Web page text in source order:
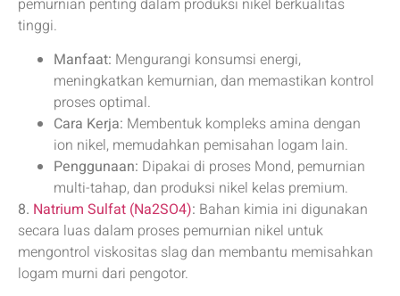
tinggi.
Manfaat: Mengurangi konsumsi energi,
meningkatkan kemurnian, dan memastikan kontrol
proses optimal.
Cara Kerja: Membentuk kompleks amina dengan
ion nikel, memudahkan pemisahan logam lain.
Penggunaan: Dipakai di proses Mond, pemurnian
multi-tahap, dan produksi nikel kelas premium.
8. Natrium Sulfat (Na2SO4): Bahan kimia ini digunakan
secara luas dalam proses pemurnian nikel untuk
mengontrol viskositas slag dan membantu memisahkan
logam murni dari pengotor.